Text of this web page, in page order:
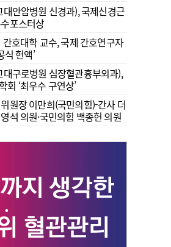
대안암병원 신경과), 국제신경근
포스터상
호대학 교수, 국제 간호연구자
식 헌액’
대구로병원 심장혈관흉부외과),
회 ‘최우수 구연상’
원장 이만희(국민의힘)-간사 더
석 의원·국민의힘 백종헌 의원